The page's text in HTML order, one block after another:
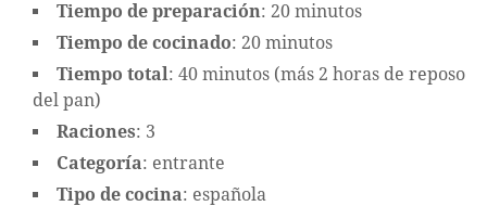
Tiempo de preparación: 20 minutos
Tiempo de cocinado: 20 minutos
Tiempo total: 40 minutos (más 2 horas de reposo
del pan)
Raciones: 3
Categoría: entrante
Tipo de cocina: española